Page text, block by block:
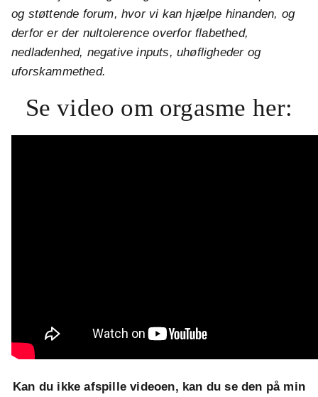
og støttende forum, hvor vi kan hjælpe hinanden, og
derfor er der nultolerence overfor flabethed,
nedladenhed, negative inputs, uhøfligheder og
uforskammethed.
Se video om orgasme her:
Kan du ikke afspille videoen, kan du se den på min